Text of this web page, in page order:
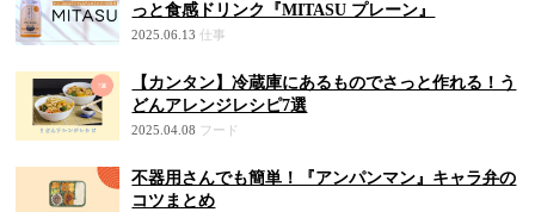
っと食感ドリンク『MITASU プレーン』
2025.06.13 仕事
【カンタン】冷蔵庫にあるものでさっと作れる！う
どんアレンジレシピ7選
2025.04.08 フード
不器用さんでも簡単！『アンパンマン』キャラ弁の
コツまとめ